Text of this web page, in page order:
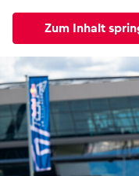
Zum Inhalt
Alle News
News